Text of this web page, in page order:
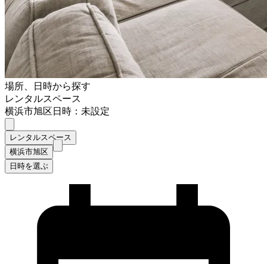
場所、日時から探す
レンタルスペース
横浜市旭区日時：未設定
レンタルスペース
横浜市旭区
日時を選ぶ